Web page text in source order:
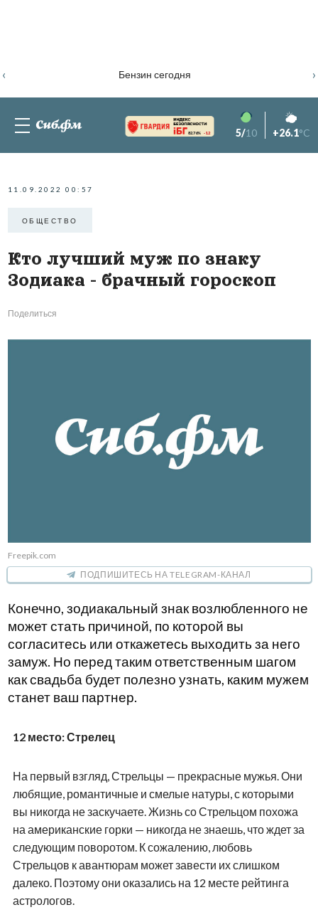
Бензин сегодня
‹ ›
82.76% -1.2 5/10 +26.1°C
11.09.2022 00:57
ОБЩЕСТВО
Кто лучший муж по знаку
Зодиака - брачный гороскоп
Поделиться
Freepik.com
ПОДПИШИТЕСЬ НА TELEGRAM-КАНАЛ
Конечно, зодиакальный знак возлюбленного не
может стать причиной, по которой вы
согласитесь или откажетесь выходить за него
замуж. Но перед таким ответственным шагом
как свадьба будет полезно узнать, каким мужем
станет ваш партнер.
12 место: Стрелец
На первый взгляд, Стрельцы — прекрасные мужья. Они
любящие, романтичные и смелые натуры, с которыми
вы никогда не заскучаете. Жизнь со Стрельцом похожа
на американские горки — никогда не знаешь, что ждет за
следующим поворотом. К сожалению, любовь
Стрельцов к авантюрам может завести их слишком
далеко. Поэтому они оказались на 12 месте рейтинга
астрологов.